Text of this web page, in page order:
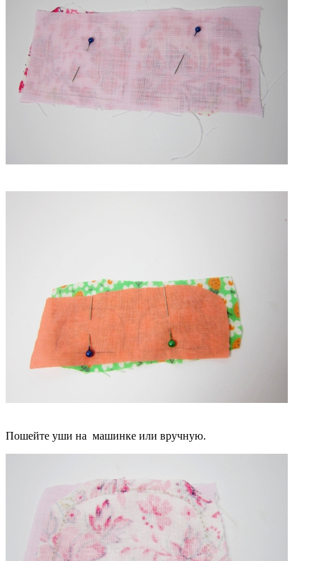
Пошейте уши на машинке или вручную.